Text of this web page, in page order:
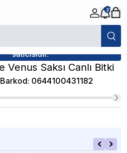
2
satıcısıdır.
Saksı Canlı Bitki
Barkod: 0644100431182